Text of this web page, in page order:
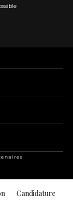
Candidature